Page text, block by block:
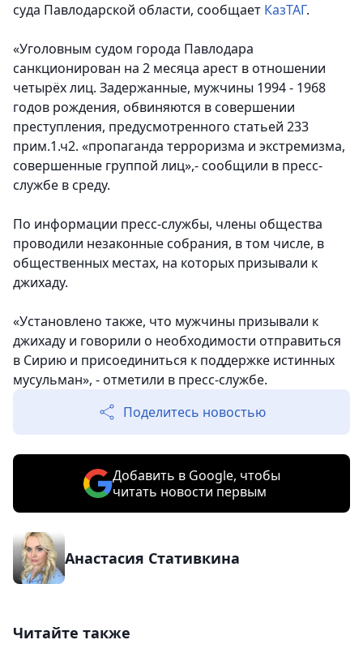
суда Павлодарской области, сообщает КазТАГ.
«Уголовным судом города Павлодара
санкционирован на 2 месяца арест в отношении
четырёх лиц. Задержанные, мужчины 1994 - 1968
годов рождения, обвиняются в совершении
преступления, предусмотренного статьей 233
прим.1.ч2. «пропаганда терроризма и экстремизма,
совершенные группой лиц»,- сообщили в пресс-
службе в среду.
По информации пресс-службы, члены общества
проводили незаконные собрания, в том числе, в
общественных местах, на которых призывали к
джихаду.
«Установлено также, что мужчины призывали к
джихаду и говорили о необходимости отправиться
в Сирию и присоединиться к поддержке истинных
мусульман», - отметили в пресс-службе.
Поделитесь новостью
Добавить в Google, чтобы
читать новости первым
Анастасия Стативкина
Читайте также